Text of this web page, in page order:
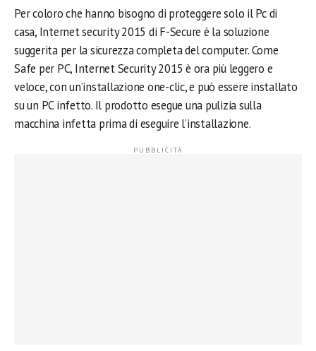
Per coloro che hanno bisogno di proteggere solo il Pc di
casa, Internet security 2015 di F-Secure è la soluzione
suggerita per la sicurezza completa del computer. Come
Safe per PC, Internet Security 2015 è ora più leggero e
veloce, con un’installazione one-clic, e può essere installato
su un PC infetto. Il prodotto esegue una pulizia sulla
macchina infetta prima di eseguire l’installazione.